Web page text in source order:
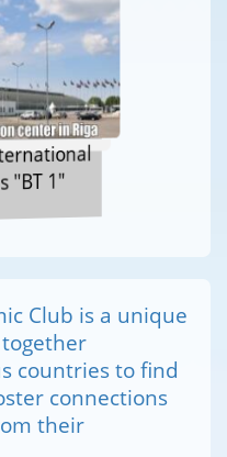
"BT 1"
Club is a unique
countries to find
connections
their